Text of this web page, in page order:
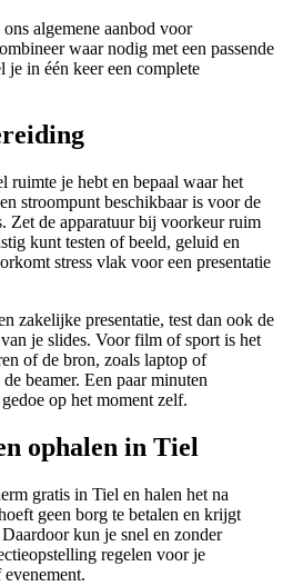
algemene aanbod voor
waar nodig met een passende
je in één keer een complete
ruimte je hebt en bepaal waar het
stroompunt beschikbaar is voor de
Zet de apparatuur bij voorkeur ruim
kunt testen of beeld, geluid en
stress vlak voor een presentatie
zakelijke presentatie, test dan ook de
je slides. Voor film of sport is het
of de bron, zoals laptop of
beamer. Een paar minuten
op het moment zelf.
ophalen in Tiel
gratis in Tiel en halen het na
geen borg te betalen en krijgt
kun je snel en zonder
regelen voor je